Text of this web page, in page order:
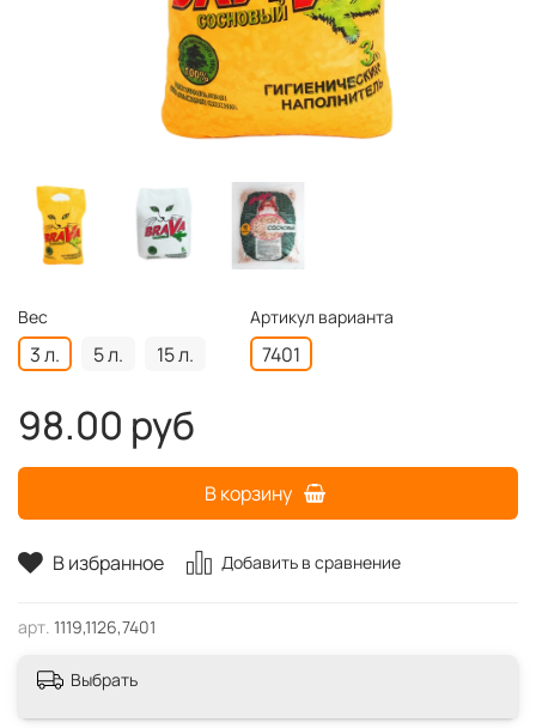
В избранное Добавить в сравнение
арт. 1119,1126,7401
Вес
3 л. 5 л. 15 л.
Артикул варианта
7401
98.00 руб
В корзину
Выбрать